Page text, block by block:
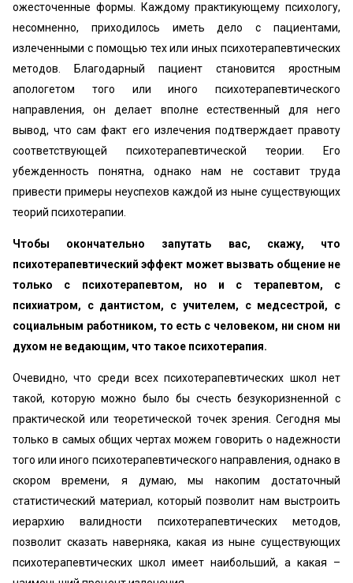
ожесточенные формы. Каждому практикующему психологу,
несомненно, приходилось иметь дело с пациентами,
излеченными с помощью тех или иных психотерапевтических
методов. Благодарный пациент становится яростным
апологетом того или иного психотерапевтического
направления, он делает вполне естественный для него
вывод, что сам факт его излечения подтверждает правоту
соответствующей психотерапевтической теории. Его
убежденность понятна, однако нам не составит труда
привести примеры неуспехов каждой из ныне существующих
теорий психотерапии.
Чтобы окончательно запутать вас, скажу, что
психотерапевтический эффект может вызвать общение не
только с психотерапевтом, но и с терапевтом, с
психиатром, с дантистом, с учителем, с медсестрой, с
социальным работником, то есть с человеком, ни сном ни
духом не ведающим, что такое психотерапия.
Очевидно, что среди всех психотерапевтических школ нет
такой, которую можно было бы счесть безукоризненной с
практической или теоретической точек зрения. Сегодня мы
только в самых общих чертах можем говорить о надежности
того или иного психотерапевтического направления, однако в
скором времени, я думаю, мы накопим достаточный
статистический материал, который позволит нам выстроить
иерархию валидности психотерапевтических методов,
позволит сказать наверняка, какая из ныне существующих
психотерапевтических школ имеет наибольший, а какая –